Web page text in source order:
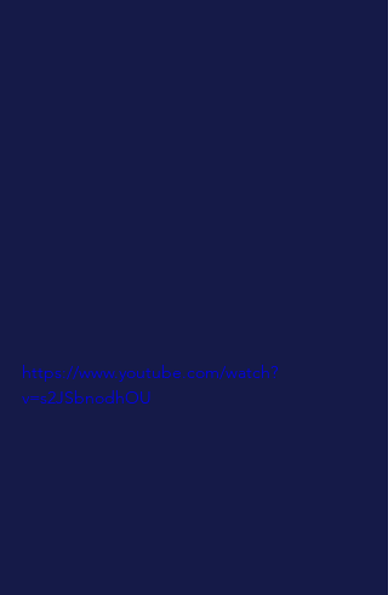
https://www.youtube.com/watch?
v=s2JSbnodhOU